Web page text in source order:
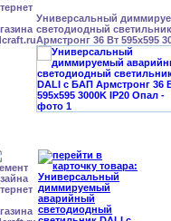
Универсальный
светодиодный
Армстронг 36 Вт 595x595